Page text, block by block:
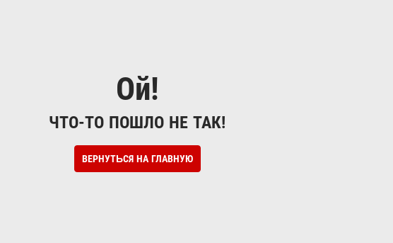
Ой!
ЧТО-ТО ПОШЛО НЕ ТАК!
ВЕРНУТЬСЯ НА ГЛАВНУЮ